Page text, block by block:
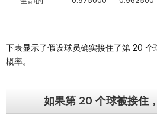
下表显示了假设球员确实接住了第 20 个
概率。
如果第 20 个球被接住